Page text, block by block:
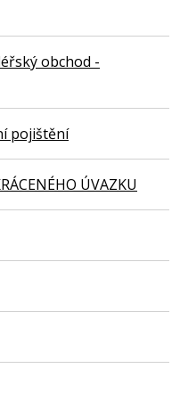
obchod -
pojištění
ÚVAZKU